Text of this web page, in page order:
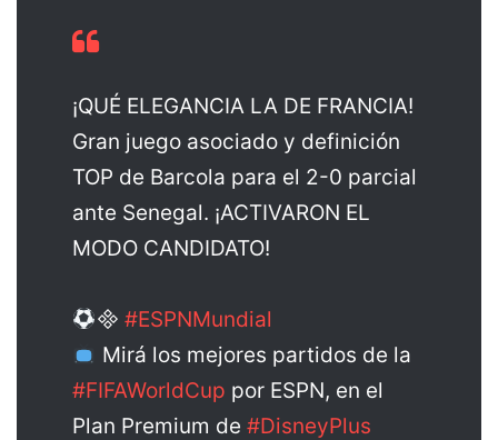
¡QUÉ ELEGANCIA LA DE FRANCIA!
Gran juego asociado y definición
TOP de Barcola para el 2-0 parcial
ante Senegal. ¡ACTIVARON EL
MODO CANDIDATO!
 #ESPNMundial
Mirá los mejores partidos de la
#FIFAWorldCup por ESPN, en el
Plan Premium de #DisneyPlus